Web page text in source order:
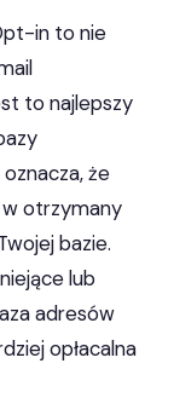
in to nie
to najlepszy
że
otrzymany
bazie.
lub
adresów
opłacalna